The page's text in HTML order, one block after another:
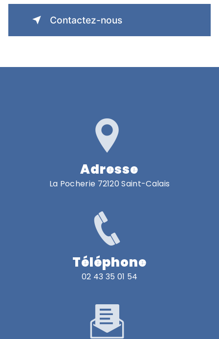
Contactez-nous
Adresse
La Pocherie 72120 Saint-Calais
Téléphone
02 43 35 01 54